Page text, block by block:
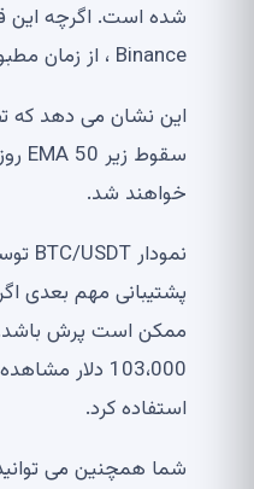
Binance ، از زمان مطبوعات ، بیش از 200 میلیون دلار موقعیت طولانی ندارد.
این نشان می دهد که
خواهند شد.
نمودار BTC/USDT توسط TradingView
103،000
استفاده کرد.
شما همچنین می